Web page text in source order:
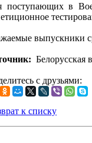
поступающих в
выпускники
Белорусская
с друзьями:
к списку